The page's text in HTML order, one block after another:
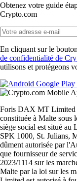
Obtenez votre guide
Crypto.com
En cliquant sur le
de confidentialité de
utilisons et protégeons
Foris DAX MT Limited
constituée à Malte sous
siège social est situé
SPK 1000, St. Julians,
dûment autorisée par
que fournisseur de
2023/1114 sur les
Malte par la loi sur les